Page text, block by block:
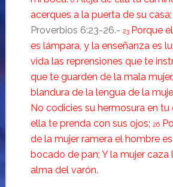
acerques a la puerta de su casa;
Proverbios 6:23-26.- 23 Porque
es lámpara, y la enseñanza es
vida las reprensiones que te
que te guarden de la mala
blandura de la lengua de la
No codicies su hermosura en tu
ella te prenda con sus ojos; 26
de la mujer ramera el hombre
bocado de pan; Y la mujer caza
alma del varón.